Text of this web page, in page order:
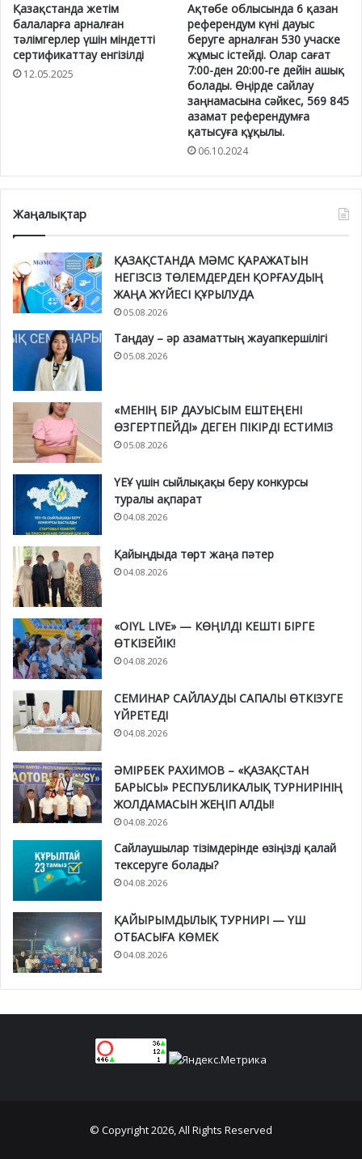
​​Қазақстанда жетім
балаларға арналған
тәлімгерлер үшін міндетті
сертификаттау енгізілді
12.05.2025
Ақтөбе облысында 6 қазан
референдум күні дауыс
беруге арналған 530 учаске
жұмыс істейді. Олар сағат
7:00-ден 20:00-ге дейін ашық
болады. Өңірде сайлау
заңнамасына сәйкес, 569 845
азамат референдумға
қатысуға құқылы.
06.10.2024
Жаңалықтар
ҚАЗАҚСТАНДА МӘМС ҚАРАЖАТЫН
НЕГІЗСІЗ ТӨЛЕМДЕРДЕН ҚОРҒАУДЫҢ
ЖАҢА ЖҮЙЕСІ ҚҰРЫЛУДА
05.08.2026
Таңдау – әр азаматтың жауапкершілігі
05.08.2026
«МЕНІҢ БІР ДАУЫСЫМ ЕШТЕҢЕНІ
ӨЗГЕРТПЕЙДІ» ДЕГЕН ПІКІРДІ ЕСТИМІЗ
05.08.2026
ҮЕҰ үшін сыйлықақы беру конкурсы
туралы ақпарат
04.08.2026
Қайыңдыда төрт жаңа пәтер
04.08.2026
«OIYL LIVE» — КӨҢІЛДІ КЕШТІ БІРГЕ
ӨТКІЗЕЙІК!
04.08.2026
СЕМИНАР САЙЛАУДЫ САПАЛЫ ӨТКІЗУГЕ
ҮЙРЕТЕДІ
04.08.2026
ӘМІРБЕК РАХИМОВ – «ҚАЗАҚСТАН
БАРЫСЫ» РЕСПУБЛИКАЛЫҚ ТУРНИРІНІҢ
ЖОЛДАМАСЫН ЖЕҢІП АЛДЫ!
04.08.2026
Сайлаушылар тізімдерінде өзіңізді қалай
тексеруге болады?
04.08.2026
ҚАЙЫРЫМДЫЛЫҚ ТУРНИРІ — ҮШ
ОТБАСЫҒА КӨМЕК
04.08.2026
© Copyright 2026, All Rights Reserved